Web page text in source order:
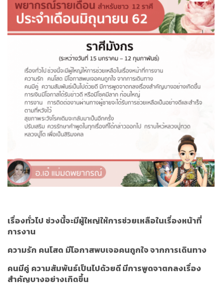
เรื่องทั่วไป ช่วงนี้จะมีผู้ใหญ่ให้การช่วยเหลือในเรื่องหน้าที่
การงาน
ความรัก คนโสด มีโอกาสพบเจอคนถูกใจ จากการเดินทาง
คนมีคู่ ความสัมพันธ์เป็นไปด้วยดี มีการพูดจาตกลงเรื่อง
สำคัญบางอย่างเกิดขึ้น